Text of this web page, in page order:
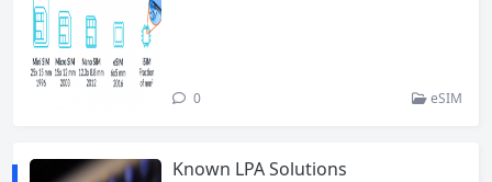
0 eSIM
Known LPA Solutions